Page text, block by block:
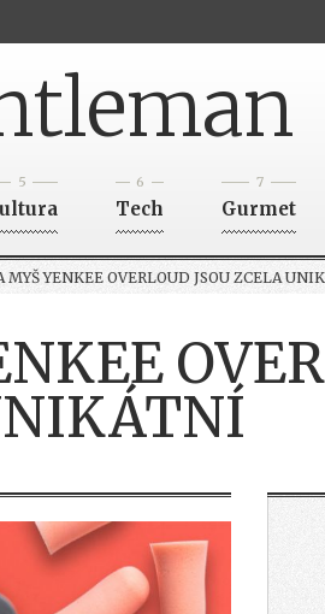
5 6
Tech
7
Gurmet
MYŠ YENKEE OVERLOUD JSOU ZCELA